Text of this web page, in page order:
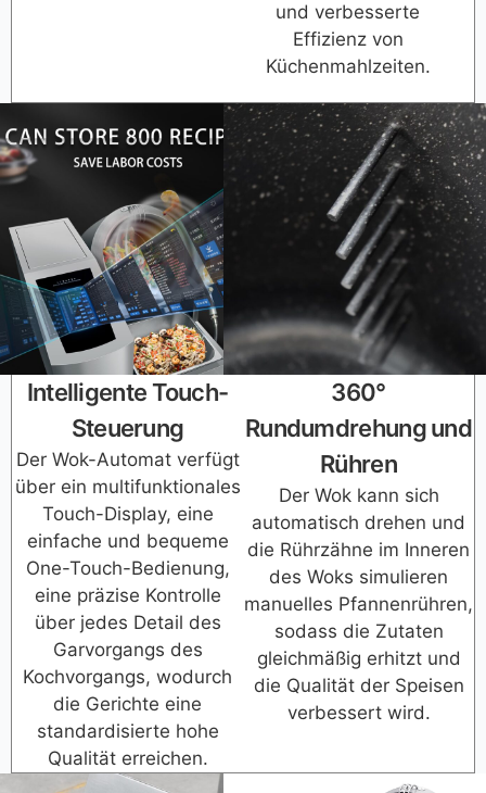
und verbesserte
Effizienz von
Küchenmahlzeiten.
Intelligente Touch-
Steuerung
Der Wok-Automat verfügt
über ein multifunktionales
Touch-Display, eine
einfache und bequeme
One-Touch-Bedienung,
eine präzise Kontrolle
über jedes Detail des
Garvorgangs des
Kochvorgangs, wodurch
die Gerichte eine
standardisierte hohe
Qualität erreichen.
360°
Rundumdrehung und
Rühren
Der Wok kann sich
automatisch drehen und
die Rührzähne im Inneren
des Woks simulieren
manuelles Pfannenrühren,
sodass die Zutaten
gleichmäßig erhitzt und
die Qualität der Speisen
verbessert wird.